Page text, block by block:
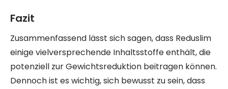
Fazit
Zusammenfassend lässt sich sagen, dass Reduslim
einige vielversprechende Inhaltsstoffe enthält, die
potenziell zur Gewichtsreduktion beitragen können.
Dennoch ist es wichtig, sich bewusst zu sein, dass